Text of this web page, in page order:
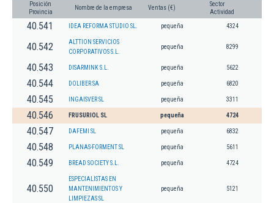
Posición
Provincia
Nombre de la empresa Ventas (€)
Sector
Actividad
40.541 IDEA REFORMA STUDIO SL. pequeña 4324
40.542
ALTTION SERVICIOS
CORPORATIVOS S.L.
pequeña 8299
40.543 DISARMINK S.L. pequeña 5622
40.544 DOLIBER SA pequeña 6820
40.545 INGAISVER SL pequeña 3311
40.546 FRUSURIOL SL pequeña 4724
40.547 DAFEMI SL pequeña 6832
40.548 PLANAS-FORMENT SL pequeña 5611
40.549 BREAD SOCIETY S.L. pequeña 4724
40.550
ESPECIALISTAS EN
MANTENIMIENTOS Y
LIMPIEZAS SL
pequeña 5121